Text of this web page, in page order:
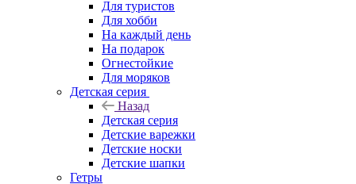
Для туристов
Для хобби
На каждый день
На подарок
Огнестойкие
Для моряков
Детская серия
Назад
Детская серия
Детские варежки
Детские носки
Детские шапки
Гетры